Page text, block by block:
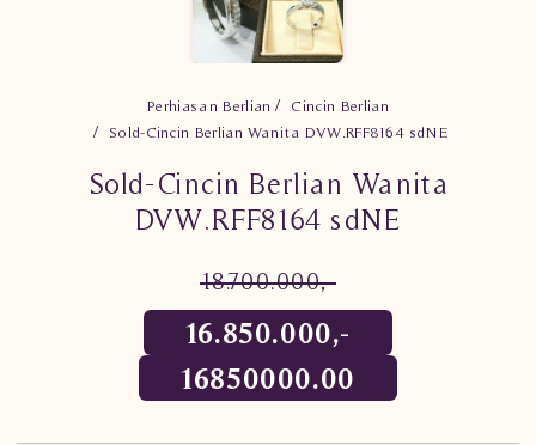
Perhiasan Berlian
Cincin Berlian
Sold-Cincin Berlian Wanita DVW.RFF8164 sdNE
Sold-Cincin Berlian Wanita
DVW.RFF8164 sdNE
18.700.000,-
16.850.000,-
16850000.00